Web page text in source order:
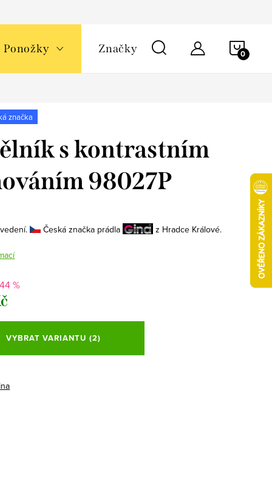
Ponožky Značky
značka
s kontrastním
98027P
Česká značka prádla z Hradce Králové.
%
VYBRAT VARIANTU (2)